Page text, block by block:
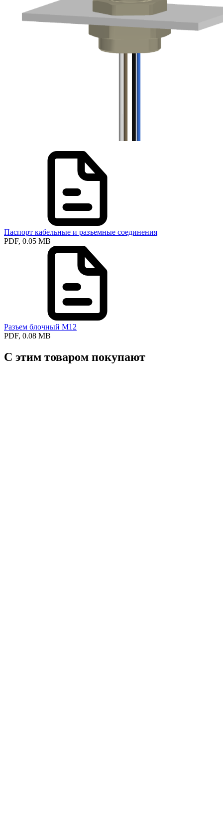
Паспорт кабельные и разъемные соединения
PDF, 0.05 MB
Разъем блочный М12
PDF, 0.08 MB
С этим товаром покупают